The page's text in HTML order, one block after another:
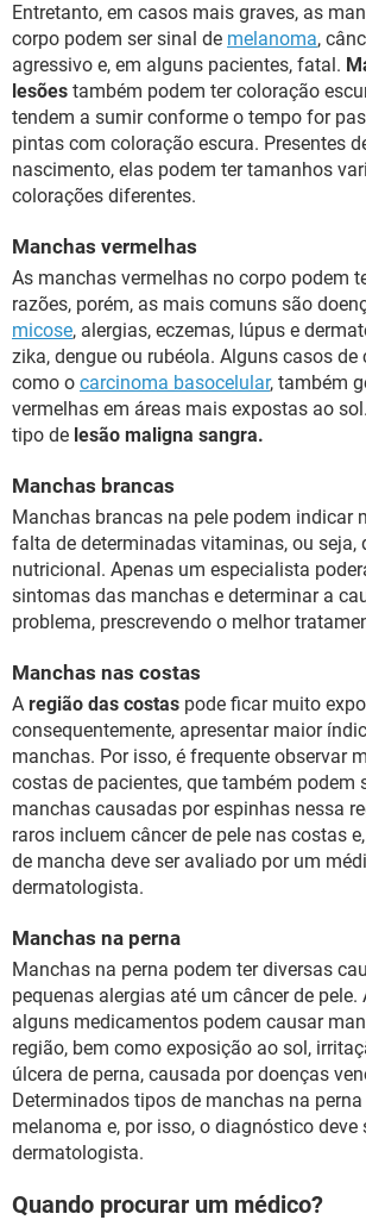
Entretanto, em casos mais graves, as
corpo podem ser sinal de melanoma,
agressivo e, em alguns pacientes, fatal.
lesões também podem ter coloração
tendem a sumir conforme o tempo for
pintas com coloração escura. Presentes
nascimento, elas podem ter tamanhos
colorações diferentes.
Manchas vermelhas
As manchas vermelhas no corpo podem
razões, porém, as mais comuns são
micose, alergias, eczemas, lúpus e
zika, dengue ou rubéola. Alguns casos de
como o carcinoma basocelular, também
vermelhas em áreas mais expostas ao
tipo de lesão maligna sangra.
Manchas brancas
Manchas brancas na pele podem indicar
falta de determinadas vitaminas, ou seja,
nutricional. Apenas um especialista
sintomas das manchas e determinar a
problema, prescrevendo o melhor
Manchas nas costas
A região das costas pode ficar muito
consequentemente, apresentar maior
manchas. Por isso, é frequente observar
costas de pacientes, que também podem
manchas causadas por espinhas nessa
raros incluem câncer de pele nas costas
de mancha deve ser avaliado por um
dermatologista.
Manchas na perna
Manchas na perna podem ter diversas
pequenas alergias até um câncer de pele.
alguns medicamentos podem causar
região, bem como exposição ao sol,
úlcera de perna, causada por doenças
Determinados tipos de manchas na
melanoma e, por isso, o diagnóstico deve
dermatologista.
Quando procurar um médico?